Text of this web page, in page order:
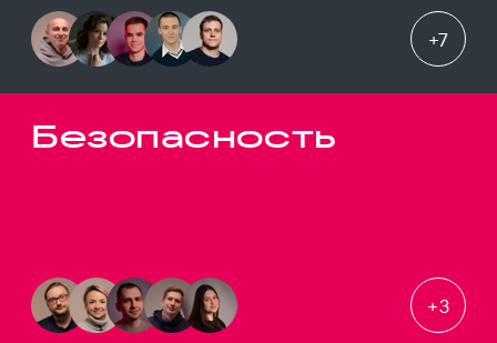
+7
Безопасность
+3